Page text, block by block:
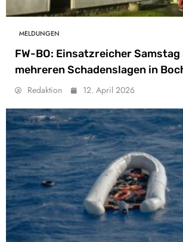
MELDUNGEN
FW-BO: Einsatzreicher
mehreren Schadenslagen in
Redaktion 12. April 2026